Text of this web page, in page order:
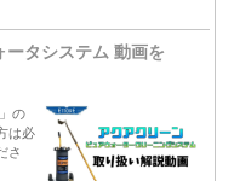
タシステム 動画を
の
は必
さ